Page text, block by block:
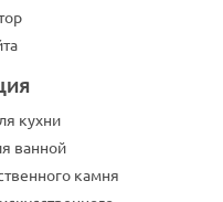
кухни
ванной
камня